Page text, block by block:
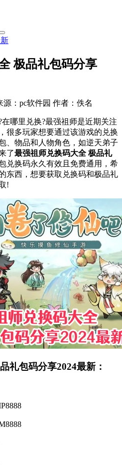
极品礼包码分享
源：pc软件园 作者：佚名
里兑换?最强祖师是近期关注
很多玩家想要通过该游戏的兑换
、物品和人物角色，如逆天弟子
了最强祖师兑换码大全 极品礼
兑换码永久有效且免费通用，希
东西，想要获取兑换码和极品礼
!
礼包码分享2024最新：